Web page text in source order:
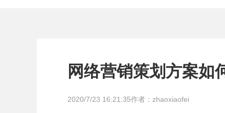
网络营销策划方案如
作者：zhaoxiaofei
2020/7/23 16:21:35